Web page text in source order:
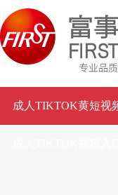
成人TIKTOK黄短视